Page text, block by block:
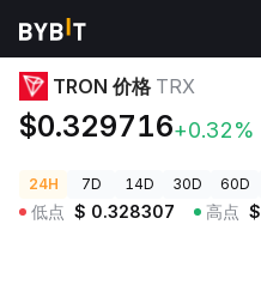
加密货币价格
TRON 价格 TRX
$0.329716+0.32%
24H 7D 14D 30D 60D
低点 $ 0.328307 高点 $